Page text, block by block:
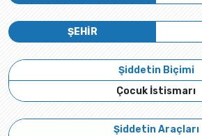
ŞEHİR
Şiddetin Biçimi
Çocuk İstismarı
Şiddetin Araçları